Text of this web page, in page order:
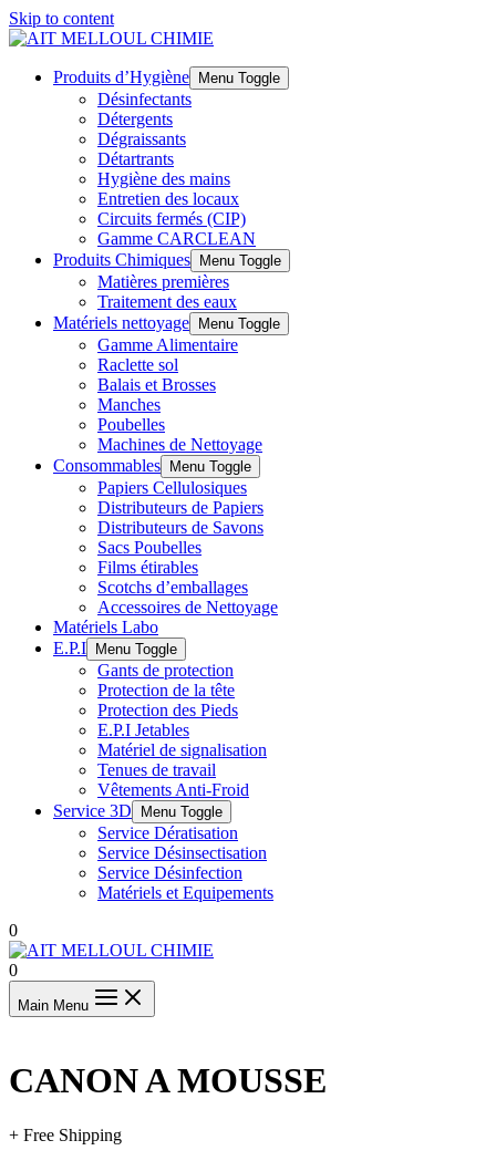
Skip to content
Produits d’Hygiène Menu Toggle
Désinfectants
Détergents
Dégraissants
Détartrants
Hygiène des mains
Entretien des locaux
Circuits fermés (CIP)
Gamme CARCLEAN
Produits Chimiques
Menu Toggle
Matières premières
Traitement des eaux
Matériels nettoyage
Menu Toggle
Gamme Alimentaire
Raclette sol
Balais et Brosses
Manches
Poubelles
Machines de Nettoyage
Consommables
Menu Toggle
Papiers Cellulosiques
Distributeurs de Papiers
Distributeurs de Savons
Sacs Poubelles
Films étirables
Scotchs d’emballages
Accessoires de Nettoyage
Matériels Labo
E.P.I
Menu Toggle
Gants de protection
Protection de la tête
Protection des Pieds
E.P.I Jetables
Matériel de signalisation
Tenues de travail
Vêtements Anti-Froid
Service 3D
Menu Toggle
Service Dératisation
Service Désinsectisation
Service Désinfection
Matériels et Equipements
0
0
Main Menu
CANON A MOUSSE
+ Free Shipping